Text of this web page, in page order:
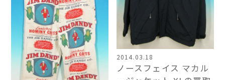
2014.03.18
ノースフェイス マカル